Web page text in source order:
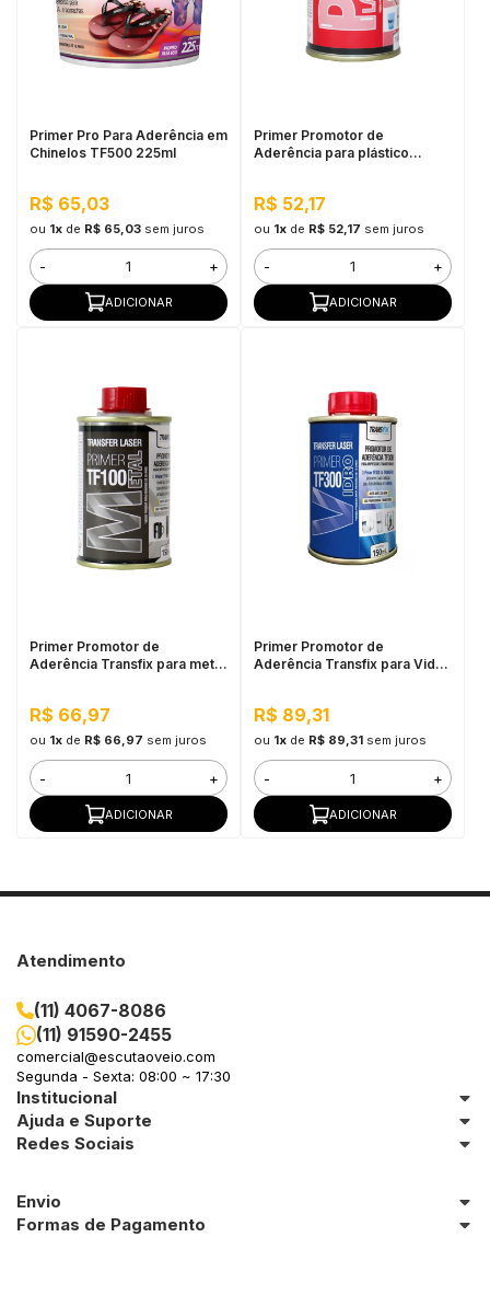
Primer Pro Para Aderência em
Chinelos TF500 225ml
R$ 65,03
ou 1xde R$ 65,03 sem juros
- +
ADICIONAR
Primer Promotor de
Aderência para plástico
R$ 52,17
ou 1xde R$ 52,17 sem juros
- +
ADICIONAR
Primer Promotor de
Aderência Transfix para metal
R$ 66,97
ou 1xde R$ 66,97 sem juros
- +
ADICIONAR
Primer Promotor de
Aderência Transfix para Vidro
R$ 89,31
ou 1xde R$ 89,31 sem juros
- +
ADICIONAR
Atendimento
(11) 4067-8086
(11) 91590-2455
comercial@escutaoveio.com
Segunda - Sexta: 08:00 ~ 17:30
Institucional
Ajuda e Suporte
Redes Sociais
Envio
Formas de Pagamento